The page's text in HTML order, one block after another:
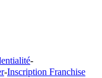
-
-Inscription Franchise